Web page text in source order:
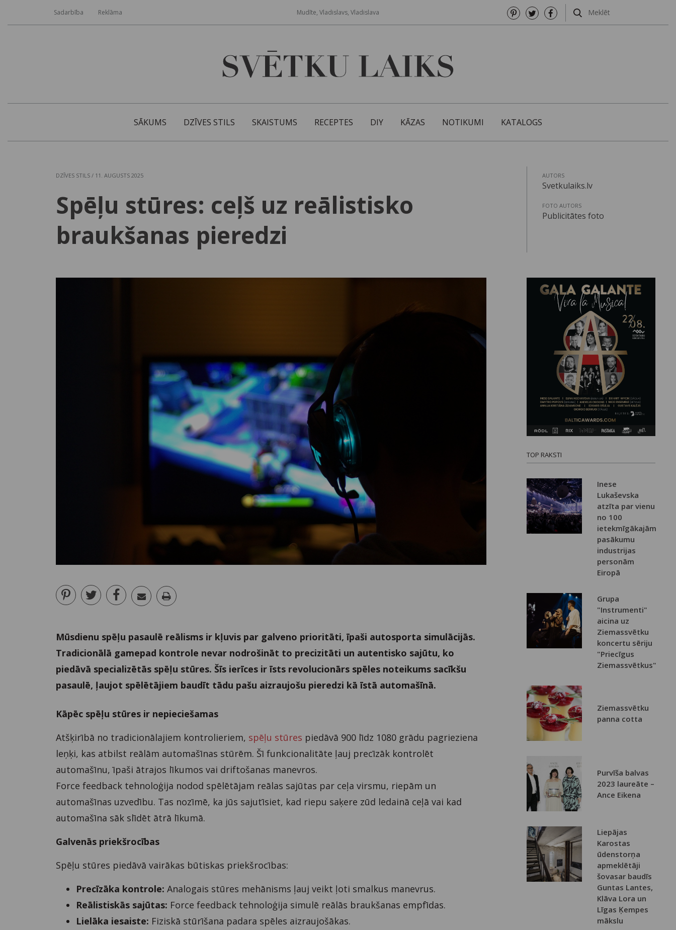
Sadarbība Reklāma Mudīte, Vladislavs, Vladislava
SĀKUMS DZĪVES STILS SKAISTUMS RECEPTES DIY KĀZAS NOTIKUMI KATALOGS
DZĪVES STILS / 11. AUGUSTS 2025
Spēļu stūres: ceļš uz reālistisko
braukšanas pieredzi
AUTORS
Svetkulaiks.lv
FOTO AUTORS
Publicitātes foto
Mūsdienu spēļu pasaulē reālisms ir kļuvis par galveno prioritāti, īpaši autosporta simulācijās.
Tradicionālā gamepad kontrole nevar nodrošināt to precizitāti un autentisko sajūtu, ko
piedāvā specializētās spēļu stūres. Šīs ierīces ir īsts revolucionārs spēles noteikums sacīkšu
pasaulē, ļaujot spēlētājiem baudīt tādu pašu aizraujošu pieredzi kā īstā automašīnā.
Kāpēc spēļu stūres ir nepieciešamas
Atšķirībā no tradicionālajiem kontrolieriem, spēļu stūres piedāvā 900 līdz 1080 grādu pagrieziena
leņķi, kas atbilst reālām automašīnas stūrēm. Šī funkcionalitāte ļauj precīzāk kontrolēt
automašīnu, īpaši ātrajos līkumos vai driftošanas manevros.
Force feedback tehnoloģija nodod spēlētājam reālas sajūtas par ceļa virsmu, riepām un
automašīnas uzvedību. Tas nozīmē, ka jūs sajutīsiet, kad riepu saķere zūd ledainā ceļā vai kad
automašīna sāk slīdēt ātrā līkumā.
Galvenās priekšrocības
Spēļu stūres piedāvā vairākas būtiskas priekšrocības:
Precīzāka kontrole: Analogais stūres mehānisms ļauj veikt ļoti smalkus manevrus.
Reālistiskās sajūtas: Force feedback tehnoloģija simulē reālās braukšanas empfīdas.
Lielāka iesaiste: Fiziskā stūrīšana padara spēles aizraujošākas.
TOP RAKSTI
Inese
Lukaševska
atzīta par vienu
no 100
ietekmīgākajām
pasākumu
industrijas
personām
Eiropā
Grupa
"Instrumenti"
aicina uz
Ziemassvētku
koncertu sēriju
"Priecīgus
Ziemassvētkus"
Ziemassvētku
panna cotta
Purvīša balvas
2023 laureāte –
Ance Eikena
Liepājas
Karostas
ūdenstorņa
apmeklētāji
šovasar baudīs
Guntas Lantes,
Klāva Lora un
Līgas Ķempes
mākslu